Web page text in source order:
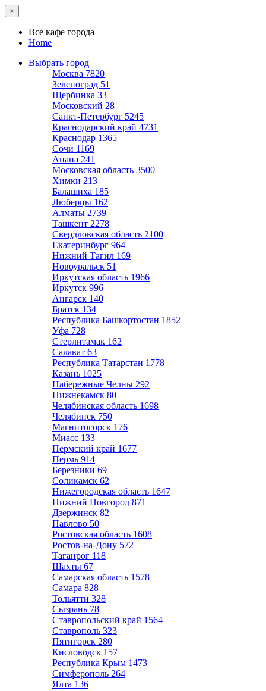
×
Все кафе города
Home
Выбрать город
Москва 7820
Зеленоград 51
Щербинка 33
Московский 28
Санкт-Петербург 5245
Краснодарский край 4731
Краснодар 1365
Сочи 1169
Анапа 241
Московская область 3500
Химки 213
Балашиха 185
Люберцы 162
Алматы 2739
Ташкент 2278
Свердловская область 2100
Екатеринбург 964
Нижний Тагил 169
Новоуральск 51
Иркутская область 1966
Иркутск 996
Ангарск 140
Братск 134
Республика Башкортостан 1852
Уфа 728
Стерлитамак 162
Салават 63
Республика Татарстан 1778
Казань 1025
Набережные Челны 292
Нижнекамск 80
Челябинская область 1698
Челябинск 750
Магнитогорск 176
Миасс 133
Пермский край 1677
Пермь 914
Березники 69
Соликамск 62
Нижегородская область 1647
Нижний Новгород 871
Дзержинск 82
Павлово 50
Ростовская область 1608
Ростов-на-Дону 572
Таганрог 118
Шахты 67
Самарская область 1578
Самара 828
Тольятти 328
Сызрань 78
Ставропольский край 1564
Ставрополь 323
Пятигорск 280
Кисловодск 157
Республика Крым 1473
Симферополь 264
Ялта 136